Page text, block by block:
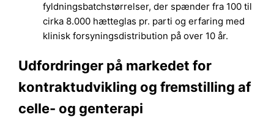
fyldningsbatchstørrelser, der spænder fra 100 til
cirka 8.000 hætteglas pr. parti og erfaring med
klinisk forsyningsdistribution på over 10 år.
Udfordringer på markedet for
kontraktudvikling og fremstilling af
celle- og genterapi